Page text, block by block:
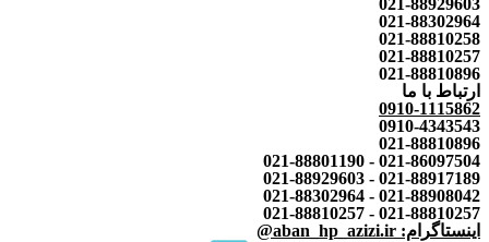
021-88929603
021-88302964
021-88810258
021-88810257
021-88810896
ارتباط با ما
0910-1115862
0910-4343543
021-88810896
021-86097504 - 021-88801190
021-88917189 - 021-88929603
021-88908042 - 021-88302964
021-88810257 - 021-88810257
اینستاگرام: aban_hp_azizi.ir@